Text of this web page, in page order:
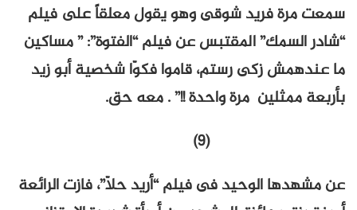
سمعت مرة فريد شوقى وهو يقول معلقاً على فيلم
“شادر السمك” المقتبس عن فيلم “الفتوة”: ” مساكين
ما عندهمش زكى رستم، قاموا فكوّا شخصية أبو زيد
بأربعة ممثلين مرة واحدة !!” . معه حق.
(9)
عن مشهدها الوحيد فى فيلم “أريد حلاّ”، فازت الرائعة